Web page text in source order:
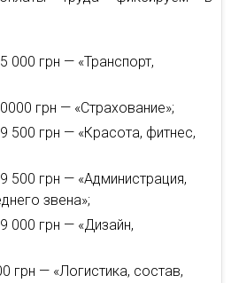
000 грн — «Транспорт,
грн — «Страхование»;
500 грн — «Красота, фитнес,
500 грн — «Администрация,
звена»;
000 грн — «Дизайн,
грн — «Логистика, состав,